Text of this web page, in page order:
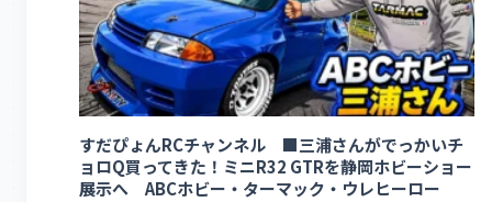
すだぴょんRCチャンネル ■三浦さんがでっかいチ
ョロQ買ってきた！ミニR32 GTRを静岡ホビーショー
展示へ ABCホビー・ターマック・ウレヒーロー